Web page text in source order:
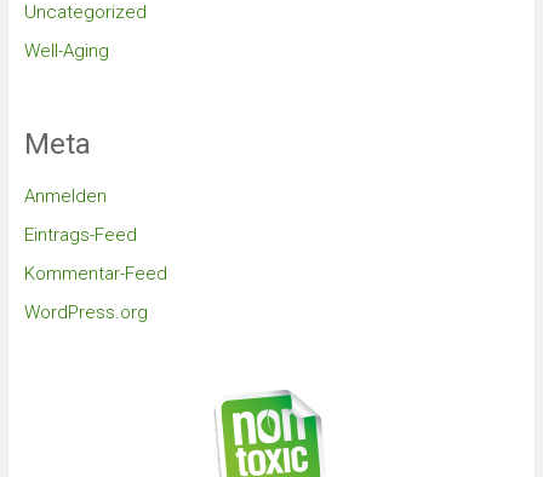
Uncategorized
Well-Aging
Meta
Anmelden
Eintrags-Feed
Kommentar-Feed
WordPress.org